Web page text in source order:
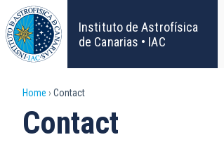
Skip
to
main
content
Instituto de Astrofísica
de Canarias • IAC
Breadcrumb
Home Contact
Contact